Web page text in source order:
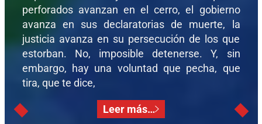
perforados avanzan en el cerro, el gobierno
avanza en sus declaratorias de muerte, la
justicia avanza en su persecución de los que
estorban. No, imposible detenerse. Y, sin
embargo, hay una voluntad que pecha, que
tira, que te dice,
Leer más…